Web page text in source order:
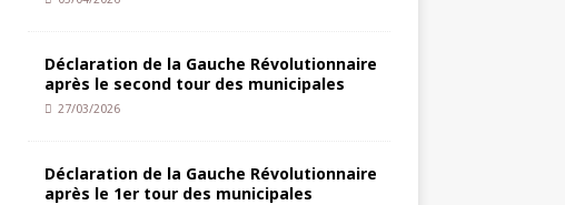
Déclaration de la Gauche Révolutionnaire
après le second tour des municipales
27/03/2026
Déclaration de la Gauche Révolutionnaire
après le 1er tour des municipales